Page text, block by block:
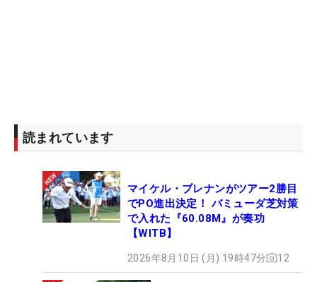
読まれています
マイケル・ブレナンがツアー2勝目
でPO進出決定！ バミューダ芝対策
で入れた『60.08M』が奏功
【WITB】
2026年8月10日 (月) 19時47分 12